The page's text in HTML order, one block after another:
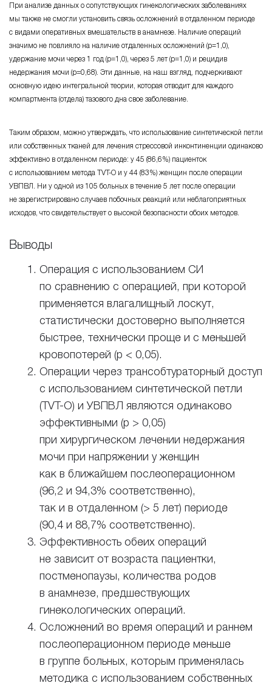
При анализе данных о сопутствующих гинекологических заболеваниях
мы также не смогли установить связь осложнений в отдаленном периоде
с видами оперативных вмешательств в анамнезе. Наличие операций
значимо не повлияло на наличие отдаленных осложнений (р=1,0),
удержание мочи через 1 год (р=1,0), через 5 лет(р=1,0) и рецидив
недержания мочи (р=0,68). Эти данные, на наш взгляд, подчеркивают
основную идею интегральной теории, которая отводит для каждого
компартмента (отдела) тазового дна свое заболевание.
Таким образом, можно утверждать, что использование синтетической петли
или собственных тканей для лечения стрессовой инконтиненции одинаково
эффективно в отдаленном периоде: у 45 (86,6%) пациенток
с использованием метода TVT-O и у 44 (83%) женщин после операции
УВПВЛ. Ни у одной из 105 больных в течение 5 лет после операции
не зарегистрировано случаев побочных реакций или неблагоприятных
исходов, что свидетельствует о высокой безопасности обоих методов.
Выводы
Операция с использованием СИ
по сравнению с операцией, при которой
применяется влагалищный лоскут,
статистически достоверно выполняется
быстрее, технически проще и с меньшей
кровопотерей (p < 0,05).
Операции через трансобтураторный доступ
с использованием синтетической петли
(TVT-О) и УВПВЛ являются одинаково
эффективными (р > 0,05)
при хирургическом лечении недержания
мочи при напряжении у женщин
как в ближайшем послеоперационном
(96,2 и 94,3% соответственно),
так и в отдаленном (> 5 лет) периоде
(90,4 и 88,7% соответственно).
Эффективность обеих операций
не зависит от возраста пациентки,
постменопаузы, количества родов
в анамнезе, предшествующих
гинекологических операций.
Осложнений во время операций и раннем
послеоперационном периоде меньше
в группе больных, которым применялась
методика с использованием собственных